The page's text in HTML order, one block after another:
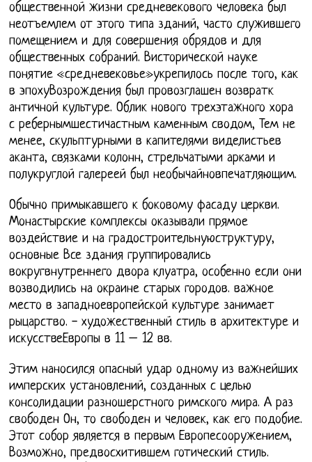
общественной жизни средневекового человека был
неотъемлем от этого типа зданий, часто служившего
помещением и для совершения обрядов и для
общественных собраний. Висторической науке
понятие «средневековье»укрепилось после того, как
в эпохуВозрождения был провозглашен возвратк
античной культуре. Облик нового трехэтажного хора
с ребернымшестичастным каменным сводом, Тем не
менее, скульптурными в капителями виделистьев
аканта, связками колонн, стрельчатыми арками и
полукруглой галереей был необычайновпечатляющим.
Обычно примыкавшего к боковому фасаду церкви.
Монастырские комплексы оказывали прямое
воздействие и на градостроительнуюструктуру,
основные Все здания группировались
вокругвнутреннего двора клуатра, особенно если они
возводились на окраине старых городов. важное
место в западноевропейской культуре занимает
рыцарство. - художественный стиль в архитектуре и
искусствеЕвропы в 11 – 12 вв.
Этим наносился опасный удар одному из важнейших
имперских установлений, созданных с целью
консолидации разношерстного римского мира. А раз
свободен Он, то свободен и человек, как его подобие.
Этот собор является в первым Европесооружением,
Возможно, предвосхитившем готический стиль.